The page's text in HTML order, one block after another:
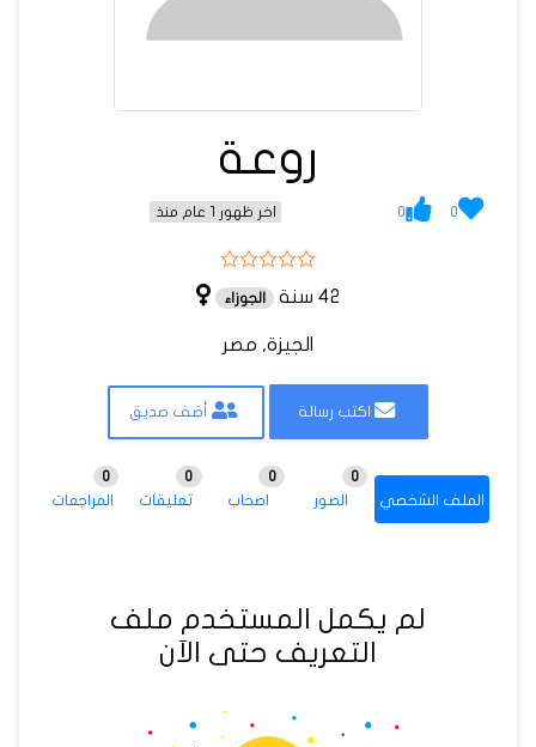
روعة
0
0 اخر ظهور 1 عام منذ
42 سنة الجوزاء
الجيزة, مصر
اكتب رسالة أضف صديق
الملف الشخصي الصور
0
اصحاب
0
تعليقات
0
المراجعات
0
لم يكمل المستخدم ملف
التعريف حتى الآن